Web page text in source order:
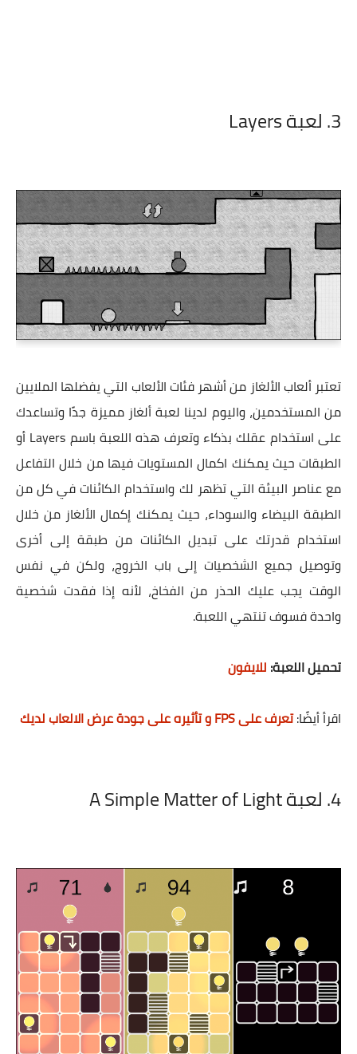
3. لعبة Layers
تعتبر ألعاب الألغاز من أشهر فئات الألعاب التي يفضلها الملايين
من المستخدمين، واليوم لدينا لعبة ألغاز مميزة جدًا وتساعدك
على استخدام عقلك بذكاء وتعرف هذه اللعبة باسم Layers أو
الطبقات حيث يمكنك اكمال المستويات فيها من خلال التفاعل
مع عناصر البيئة التي تظهر لك واستخدام الكائنات في كل من
الطبقة البيضاء والسوداء، حيث يمكنك إكمال الألغاز من خلال
استخدام قدرتك على تبديل الكائنات من طبقة إلى أخرى
وتوصيل جميع الشخصيات إلى باب الخروج، ولكن في نفس
الوقت يجب عليك الحذر من الفخاخ، لأنه إذا فقدت شخصية
واحدة فسوف تنتهي اللعبة.
تحميل اللعبة: للايفون
اقرأ أيضًا:تعرف على FPS و تأثيره على جودة عرض الالعاب لديك
4. لعبة A Simple Matter of Light